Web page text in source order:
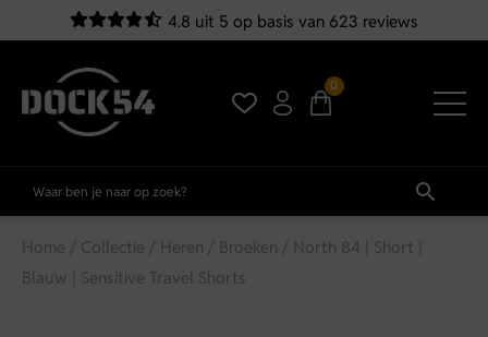
4.8 uit 5 op basis van 623 reviews
0
Home / Collectie / Heren / Broeken / North 84 | Short |
Blauw | Sensitive Travel Shorts